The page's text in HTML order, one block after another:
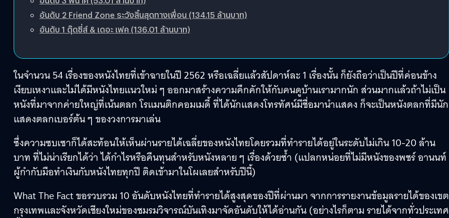
อันดับ 2 Friend Zone ระวังสิ้นสุดทางเพื่อน (134.15 ล้านบาท)
อันดับ 1 ตุ๊ดซี่ส์ & เดอะ เฟค (136.01 ล้านบาท)
ในจำนวน 54 เรื่องของหนังไทยที่เข้าฉายในปี 2562 หรือเฉลี่ยแล้วสัปดาห์ละ 1 เรื่องนั้น ก็ยังถือว่าเป็นปีที่ค่อนข้าง
เงียบเหงาและไม่ได้มีหนังไทยแนวใหม่ ๆ ออกมาสร้างความคึกคักให้กับคนดูบ้านเรามากนัก ส่วนมากแล้วถ้าไม่เป็น
หนังที่มาจากค่ายใหญ่ที่เน้นตลก โรแมนติกคอมเมดี้ ที่ได้นักแสดงโทรทัศน์มีชื่อมานำแสดง ก็จะเป็นหนังตลกที่มีนัก
แสดงตลกเบอร์ต้น ๆ ของวงการมาเล่น
ซึ่งความซบเซาก็ได้สะท้อนให้เห็นผ่านรายได้เฉลี่ยของหนังไทยโดยรวมที่ทำรายได้อยู่ในระดับไม่เกิน 10-20 ล้าน
บาท ที่ไม่น่าเรียกได้ว่า ได้กำไรหรือคืนทุนสำหรับหนังหลาย ๆ เรื่องด้วยซ้ำ (แปลกหน่อยที่ไม่มีหนังของพชร์ อานนท์
ผู้กำกับมือทำเงินกับหนังไทยทุกปี ติดเข้ามาในโผเลยสำหรับปีนี้)
What The Fact ขอรวบรวม 10 อันดับหนังไทยที่ทำรายได้สูงสุดของปีที่ผ่านมา จากการรายงานข้อมูลรายได้ของเขต
กรุงเทพและจังหวัดเชียงใหม่ของชมรมวิจารณ์บันเทิงมาจัดอันดับให้ได้อ่านกัน (อย่างไรก็ตาม รายได้จากทั่วประเทศ